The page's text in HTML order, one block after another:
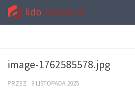
image-1762585578.jpg
PRZEZ · 8 LISTOPADA 2025